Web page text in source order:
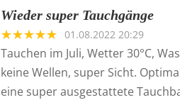
Wieder super Tauchgänge
01.08.2022 20:29
Tauchen im Juli, Wetter 30°C,
keine Wellen, super Sicht.
eine super ausgestattete